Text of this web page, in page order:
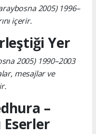
2005) 1996–
içerir.
Yer
2005) 1990–2003
mesajlar ve
–